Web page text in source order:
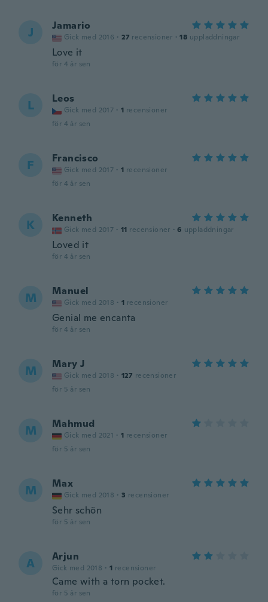
J Jamario
Gick med 2016 · 27 recensioner · 18 uppladdningar
Love it
för 4 år sen
L Leos
Gick med 2017 · 1 recensioner
för 4 år sen
F Francisco
Gick med 2017 · 1 recensioner
för 4 år sen
K Kenneth
Gick med 2017 · 11 recensioner · 6 uppladdningar
Loved it
för 4 år sen
M Manuel
Gick med 2018 · 1 recensioner
Genial me encanta
för 4 år sen
M Mary J
Gick med 2018 · 127 recensioner
för 5 år sen
M Mahmud
Gick med 2021 · 1 recensioner
för 5 år sen
M Max
Gick med 2018 · 3 recensioner
Sehr schön
för 5 år sen
A Arjun
Gick med 2018 · 1 recensioner
Came with a torn pocket.
för 5 år sen